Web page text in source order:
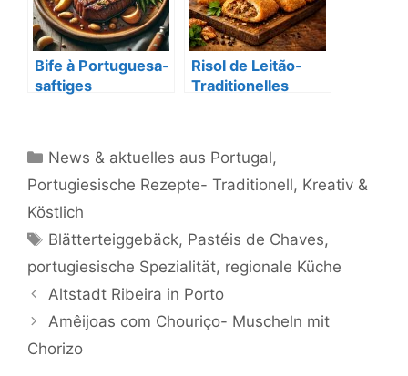
Bife à Portuguesa-
saftiges
Risol de Leitão-
Traditionelles
Kategorien
News & aktuelles aus Portugal,
Portugiesische Rezepte- Traditionell, Kreativ &
Köstlich
Schlagwörter
Blätterteiggebäck, Pastéis de Chaves,
portugiesische Spezialität, regionale Küche
Altstadt Ribeira in Porto
Amêijoas com Chouriço- Muscheln mit
Chorizo